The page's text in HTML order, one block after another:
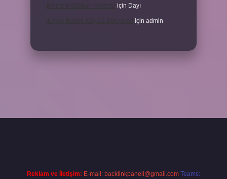
için Dayı
1 Aylık Bebek Kaç Cc Süt Içmeli için admin
Reklam ve İletişim: E-mail: backlinkpaneli@gmail.com Teams: